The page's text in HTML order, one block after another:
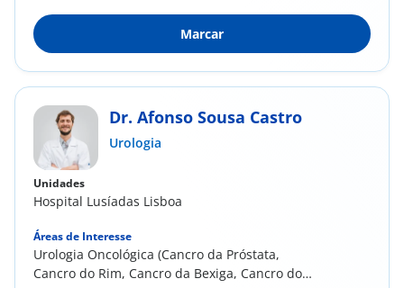
Marcar
Dr. Afonso Sousa Castro
Urologia
Unidades
Hospital Lusíadas Lisboa
Áreas de Interesse
Urologia Oncológica (Cancro da Próstata,
Cancro do Rim, Cancro da Bexiga, Cancro do